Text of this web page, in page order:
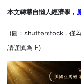
本文轉載自懶人經濟學，
(圖：shutterstock，僅
請謹慎為上)